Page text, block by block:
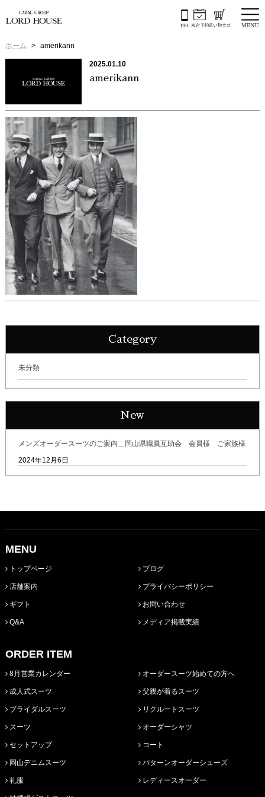
ホーム amerikann
2025.01.10
amerikann
Category
未分類
New
メンズオーダースーツのご案内＿岡山県職員互助会 会員様 ご家族様
2024年12月6日
MENU
トップページ
店舗案内
ギフト
Q&A
ブログ
プライバシーポリシー
お問い合わせ
メディア掲載実績
ORDER ITEM
8月営業カレンダー
成人式スーツ
ブライダルスーツ
スーツ
セットアップ
岡山デニムスーツ
礼服
オーダースーツ始めての方へ
父親が着るスーツ
リクルートスーツ
オーダーシャツ
コート
パターンオーダーシューズ
レディースオーダー